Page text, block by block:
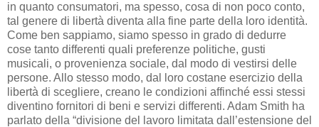
in quanto consumatori, ma spesso, cosa di non poco conto,
tal genere di libertà diventa alla fine parte della loro identità.
Come ben sappiamo, siamo spesso in grado di dedurre
cose tanto differenti quali preferenze politiche, gusti
musicali, o provenienza sociale, dal modo di vestirsi delle
persone. Allo stesso modo, dal loro costane esercizio della
libertà di scegliere, creano le condizioni affinché essi stessi
diventino fornitori di beni e servizi differenti. Adam Smith ha
parlato della “divisione del lavoro limitata dall’estensione del